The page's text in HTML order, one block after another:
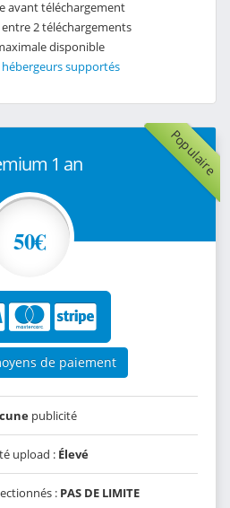
avant téléchargement
2 téléchargements
disponible
hébergeurs supportés
Populaire
1 an
50€
de paiement
publicité
upload : Élevé
: PAS DE LIMITE